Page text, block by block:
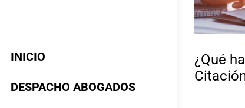
INICIO
DESPACHO ABOGADOS
¿Qué